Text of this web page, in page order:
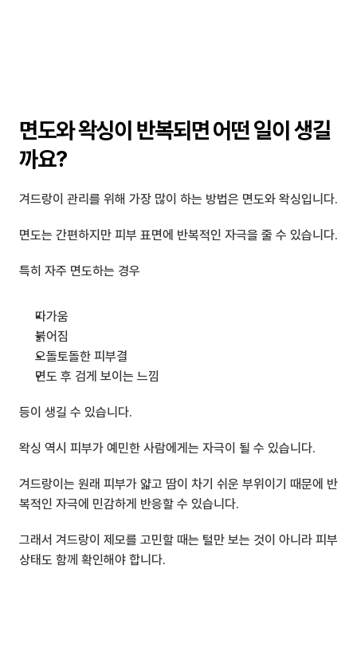
면도와 왁싱이 반복되면 어떤 일이 생길
까요?
겨드랑이 관리를 위해 가장 많이 하는 방법은 면도와 왁싱입니다.
면도는 간편하지만 피부 표면에 반복적인 자극을 줄 수 있습니다.
특히 자주 면도하는 경우
따가움
붉어짐
오돌토돌한 피부결
면도 후 검게 보이는 느낌
등이 생길 수 있습니다.
왁싱 역시 피부가 예민한 사람에게는 자극이 될 수 있습니다.
겨드랑이는 원래 피부가 얇고 땀이 차기 쉬운 부위이기 때문에 반
복적인 자극에 민감하게 반응할 수 있습니다.
그래서 겨드랑이 제모를 고민할 때는 털만 보는 것이 아니라 피부
상태도 함께 확인해야 합니다.